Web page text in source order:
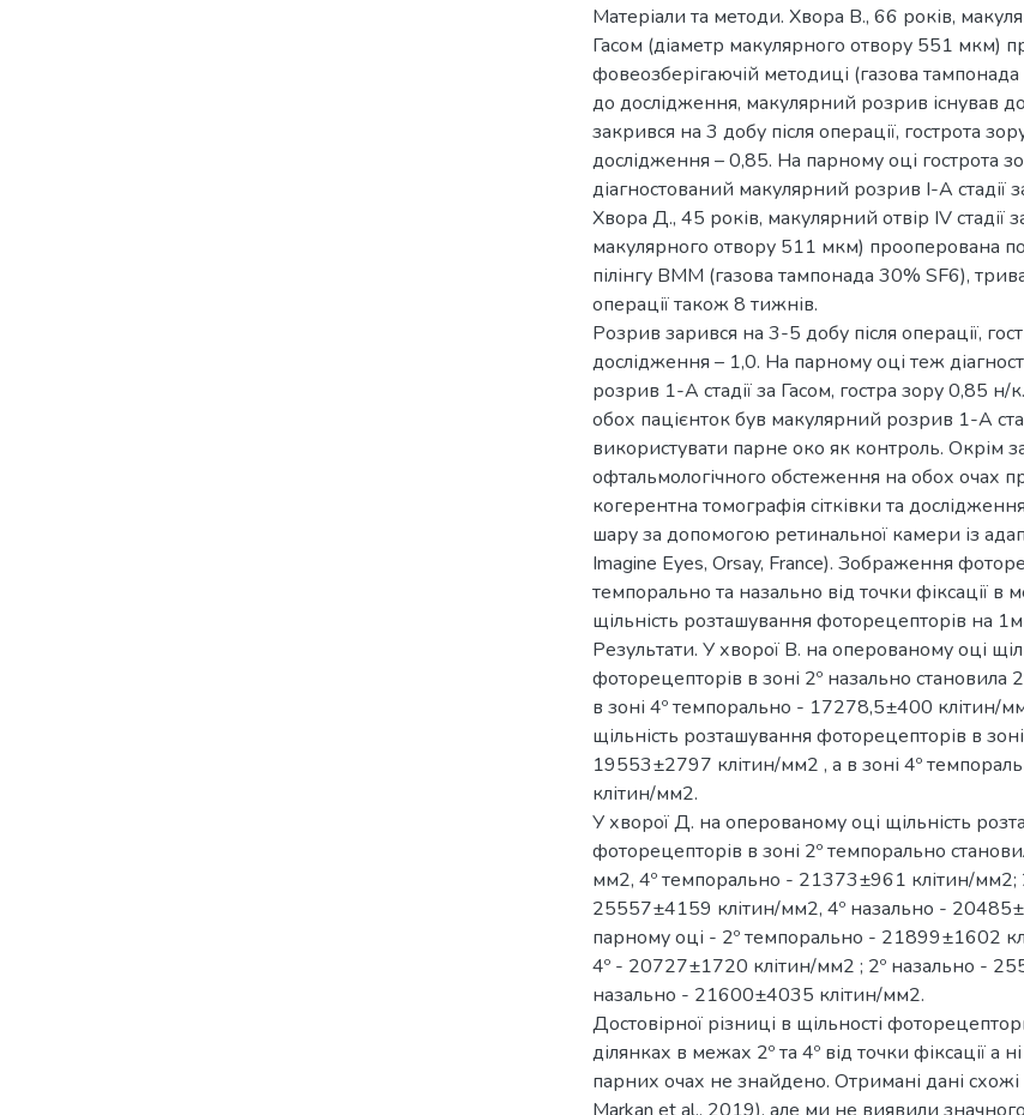
Матеріали та методи. Хвора В., 66 років,
Гасом (діаметр макулярного отвору 551 мкм)
фовеозберігаючій методиці (газова
до дослідження, макулярний розрив існував
закрився на 3 добу після операції, гострота
дослідження – 0,85. На парному оці гострота
діагностований макулярний розрив I-А стадії
Хвора Д., 45 років, макулярний отвір IV стадії
макулярного отвору 511 мкм) прооперована
пілінгу ВММ (газова тампонада 30% SF6),
операції також 8 тижнів.
Розрив зарився на 3-5 добу після операції,
дослідження – 1,0. На парному оці теж
розрив 1-А стадії за Гасом, гостра зору 0,85
обох пацієнток був макулярний розрив 1-А
використувати парне око як контроль. Окрім
офтальмологічного обстеження на обох очах
когерентна томографія сітківки та
шару за допомогою ретинальної камери із
Imagine Eyes, Orsay, France). Зображення
темпорально та назально від точки фіксації в
щільність розташування фоторецепторів на
Результати. У хворої В. на оперованому оці
фоторецепторів в зоні 2º назально
в зоні 4º темпорально - 17278,5±400 клітин/
щільність розташування фоторецепторів в
19553±2797 клітин/мм2 , а в зоні 4º
клітин/мм2.
У хворої Д. на оперованому оці щільність
фоторецепторів в зоні 2º темпорально
мм2, 4º темпорально - 21373±961 клітин/мм2;
25557±4159 клітин/мм2, 4º назально -
парному оці - 2º темпорально - 21899±1602
4º - 20727±1720 клітин/мм2 ; 2º назально -
назально - 21600±4035 клітин/мм2.
Достовірної різниці в щільності
ділянках в межах 2º та 4º від точки фіксації а
парних очах не знайдено. Отримані дані схожі